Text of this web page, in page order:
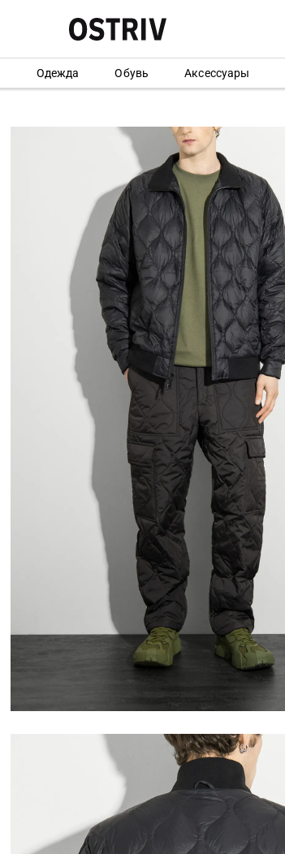
Одежда Обувь Аксессуары